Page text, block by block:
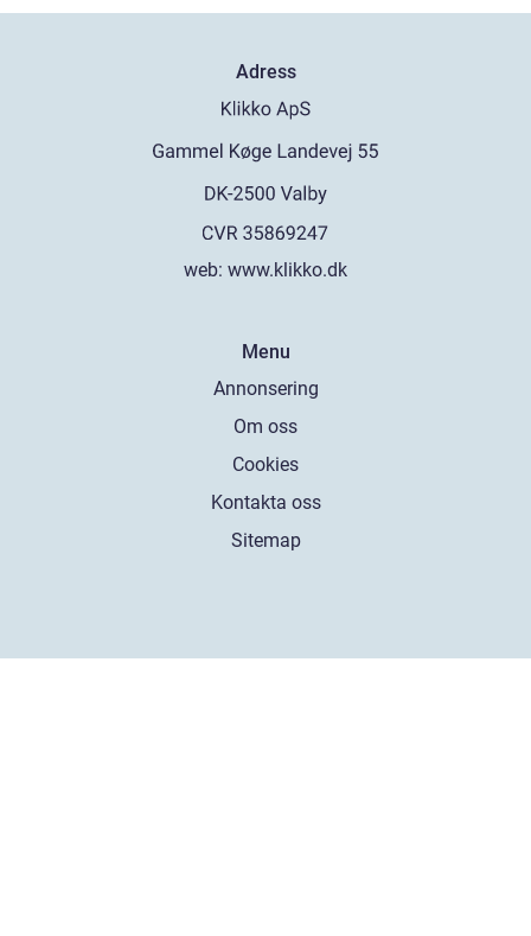
Adress
web: www.klikko.dk
Menu
Annonsering
Om oss
Cookies
Kontakta oss
Sitemap